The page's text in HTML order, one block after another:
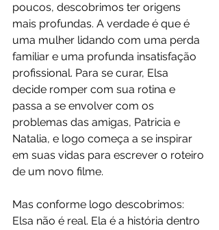
poucos, descobrimos ter origens
mais profundas. A verdade é que é
uma mulher lidando com uma perda
familiar e uma profunda insatisfação
profissional. Para se curar, Elsa
decide romper com sua rotina e
passa a se envolver com os
problemas das amigas, Patricia e
Natalia, e logo começa a se inspirar
em suas vidas para escrever o roteiro
de um novo filme.
Mas conforme logo descobrimos:
Elsa não é real. Ela é a história dentro